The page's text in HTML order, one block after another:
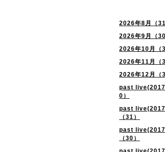
2026年8月（31
2026年9月（30
2026年10月（
2026年11月（
2026年12月（
past live(2017
0）
past live(2017
（31）
past live(2017
（30）